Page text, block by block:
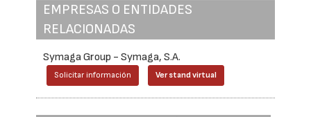
EMPRESAS O ENTIDADES
RELACIONADAS
Symaga Group - Symaga, S.A.
Solicitar información Ver stand virtual